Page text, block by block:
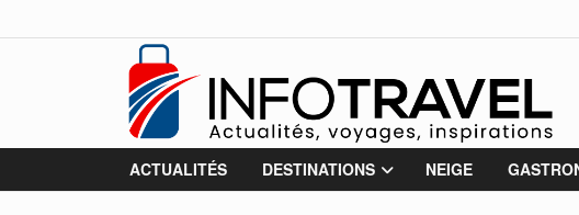
ACTUALITÉS DESTINATIONS NEIGE